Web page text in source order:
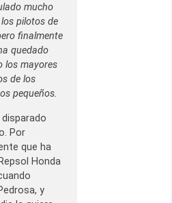
mucho
pilotos de
finalmente
quedado
los mayores
de los
pequeños.
Por
que ha
Honda
y